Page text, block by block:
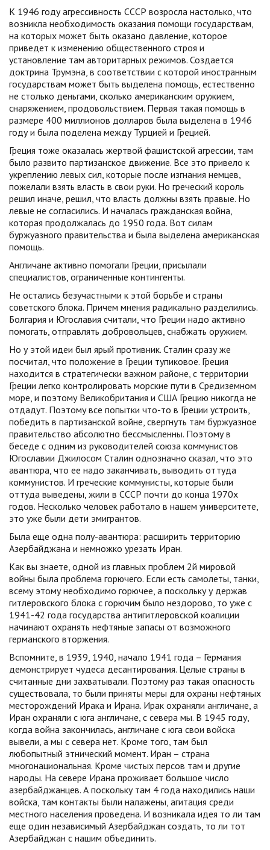
К 1946 году агрессивность СССР возросла настолько, что
возникла необходимость оказания помощи государствам,
на которых может быть оказано давление, которое
приведет к изменению общественного строя и
установление там авторитарных режимов. Создается
доктрина Трумэна, в соответствии с которой иностранным
государствам может быть выделена помощь, естественно
не столько деньгами, сколько американским оружием,
снаряжением, продовольствием. Первая такая помощь в
размере 400 миллионов долларов была выделена в 1946
году и была поделена между Турцией и Грецией.
Греция тоже оказалась жертвой фашистской агрессии, там
было развито партизанское движение. Все это привело к
укреплению левых сил, которые после изгнания немцев,
пожелали взять власть в свои руки. Но греческий король
решил иначе, решил, что власть должны взять правые. Но
левые не согласились. И началась гражданская война,
которая продолжалась до 1950 года. Вот силам
буржуазного правительства и была выделена американская
помощь.
Англичане активно помогали Греции, присылали
специалистов, ограниченные контингенты.
Не остались безучастными к этой борьбе и страны
советского блока. Причем мнения радикально разделились.
Болгария и Югославия считали, что Греции надо активно
помогать, отправлять добровольцев, снабжать оружием.
Но у этой идеи был ярый противник. Сталин сразу же
посчитал, что положение в Греции тупиковое. Греция
находится в стратегически важном районе, с территории
Греции легко контролировать морские пути в Средиземном
море, и поэтому Великобритания и США Грецию никогда не
отдадут. Поэтому все попытки что-то в Греции устроить,
победить в партизанской войне, свергнуть там буржуазное
правительство абсолютно бессмысленны. Поэтому в
беседе с одним из руководителей союза коммунистов
Югославии Джилосом Сталин однозначно сказал, что это
авантюра, что ее надо заканчивать, выводить оттуда
коммунистов. И греческие коммунисты, которые были
оттуда выведены, жили в СССР почти до конца 1970х
годов. Несколько человек работало в нашем университете,
это уже были дети эмигрантов.
Была еще одна полу-авантюра: расширить территорию
Азербайджана и немножко урезать Иран.
Как вы знаете, одной из главных проблем 2й мировой
войны была проблема горючего. Если есть самолеты, танки,
всему этому необходимо горючее, а поскольку у держав
гитлеровского блока с горючим было нездорово, то уже с
1941-42 года государства антигитлеровской коалиции
начинают охранять нефтяные запасы от возможного
германского вторжения.
Вспомните, в 1939, 1940, начало 1941 года – Германия
демонстрирует чудеса десантирования. Целые страны в
считанные дни захватывали. Поэтому раз такая опасность
существовала, то были приняты меры для охраны нефтяных
месторождений Ирака и Ирана. Ирак охраняли англичане, а
Иран охраняли с юга англичане, с севера мы. В 1945 году,
когда война закончилась, англичане с юга свои войска
вывели, а мы с севера нет. Кроме того, там был
любопытный этнический момент. Иран – страна
многонациональная. Кроме чистых персов там и другие
народы. На севере Ирана проживает большое число
азербайджанцев. А поскольку там 4 года находились наши
войска, там контакты были налажены, агитация среди
местного населения проведена. И возникала идея то ли там
еще один независимый Азербайджан создать, то ли тот
Азербайджан с нашим объединить.